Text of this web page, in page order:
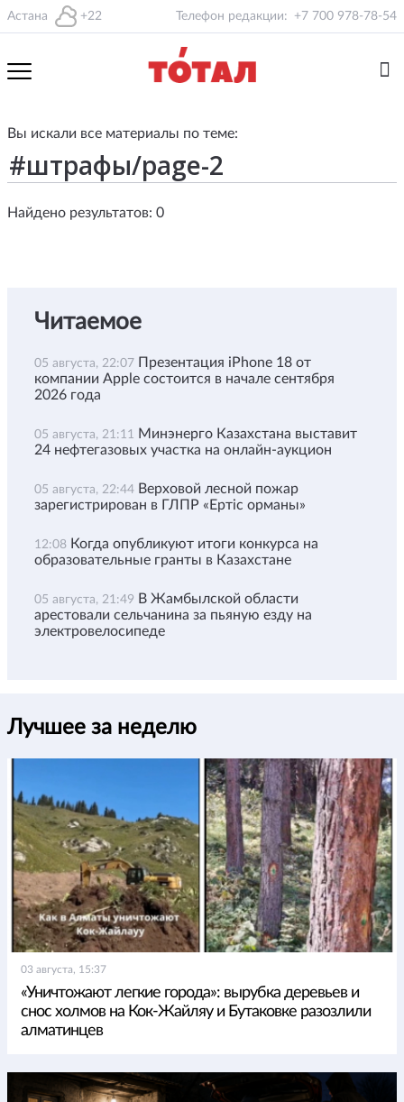
Астана +22 Телефон редакции: +7 700 978-78-54
Вы искали все материалы по теме:
Найдено результатов: 0
Читаемое
05 августа, 22:07 Презентация iPhone 18 от
компании Apple состоится в начале сентября
2026 года
05 августа, 21:11 Минэнерго Казахстана выставит
24 нефтегазовых участка на онлайн-аукцион
05 августа, 22:44 Верховой лесной пожар
зарегистрирован в ГЛПР «Ертіс орманы»
12:08 Когда опубликуют итоги конкурса на
образовательные гранты в Казахстане
05 августа, 21:49 В Жамбылской области
арестовали сельчанина за пьяную езду на
электровелосипеде
Лучшее за неделю
03 августа, 15:37
«Уничтожают легкие города»: вырубка деревьев и
снос холмов на Кок-Жайляу и Бутаковке разозлили
алматинцев